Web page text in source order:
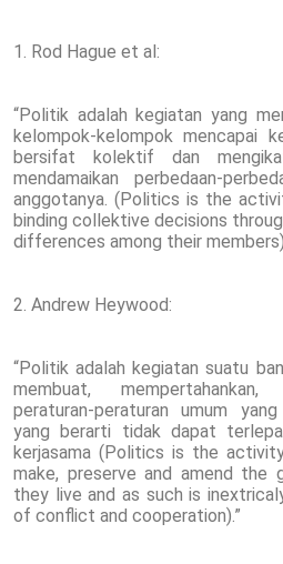
1. Rod Hague et al:
“Politik adalah kegiatan yang
kelompok-kelompok mencapai
bersifat kolektif dan
mendamaikan perbedaan-
anggotanya. (Politics is the
binding collektive decisions
differences among their members).
2. Andrew Heywood:
“Politik adalah kegiatan suatu
membuat, mempertahankan,
peraturan-peraturan umum
yang berarti tidak dapat
kerjasama (Politics is the
make, preserve and amend the
they live and as such is
of conflict and cooperation).”